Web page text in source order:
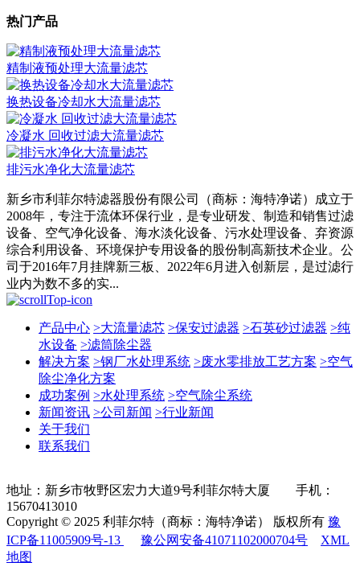
热门产品
精制液预处理大流量滤芯
换热设备冷却水大流量滤芯
冷凝水 回收过滤大流量滤芯
排污水净化大流量滤芯
新乡市利菲尔特滤器股份有限公司（商标：海特净诺）成立于
2008年，专注于流体环保行业，是专业研发、制造和销售过滤
设备、空气净化设备、海水淡化设备、污水处理设备、弃资源
综合利用设备、环境保护专用设备的股份制高新技术企业。公
司于2016年7月挂牌新三板、2022年6月进入创新层，是过滤行
业内为数不多的实...
产品中心 >大流量滤芯 >保安过滤器 >石英砂过滤器 >纯
水设备 >滤筒除尘器
解决方案 >钢厂水处理系统 >废水零排放工艺方案 >空气
除尘净化方案
成功案例 >水处理系统 >空气除尘系统
新闻资讯 >公司新闻 >行业新闻
关于我们
联系我们
地址：新乡市牧野区宏力大道9号利菲尔特大厦 手机：
15670413010
Copyright © 2025 利菲尔特（商标：海特净诺） 版权所有 豫
ICP备11005909号-13
豫公网安备41071102000704号
XML
地图